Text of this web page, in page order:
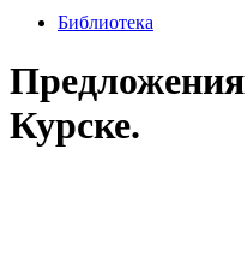
Библиотека
Предложения
Курске.